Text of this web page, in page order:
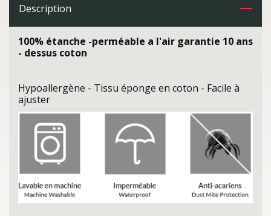
Description
100% étanche -perméable a l'air garantie 10 ans
- dessus coton
Hypoallergène - Tissu éponge en coton - Facile à
ajuster